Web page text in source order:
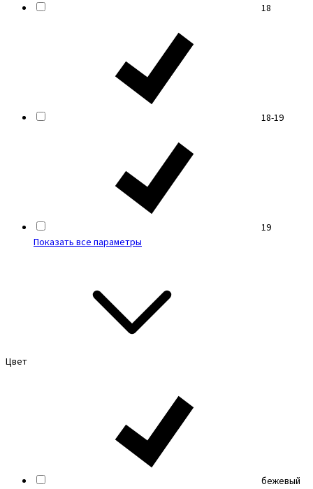
18
18-19
19
Показать все параметры
Цвет
бежевый